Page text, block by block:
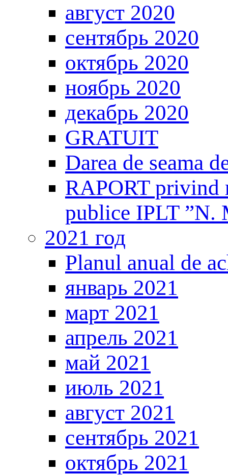
август 2020
сентябрь 2020
октябрь 2020
ноябрь 2020
декабрь 2020
GRATUIT
Darea de seama
RAPORT privind
publice IPLT ”N.
2021 год
Planul anual de
январь 2021
март 2021
апрель 2021
май 2021
июль 2021
август 2021
сентябрь 2021
октябрь 2021